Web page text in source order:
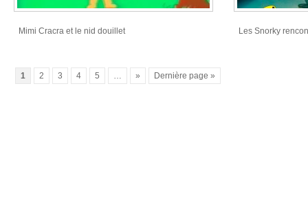
Mimi Cracra et le nid douillet Les Snorky
1 2 3 4 5 … » Dernière page »